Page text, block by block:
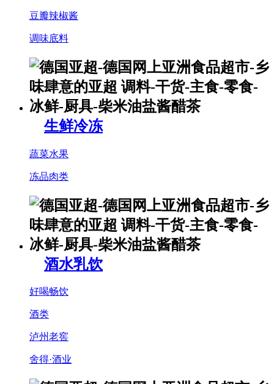
豆瓣辣椒酱
调味底料
生鲜冷冻
蔬菜水果
冻品肉类
酒水乳饮
好喝畅饮
酒类
泸州老窖
舍得·酒业